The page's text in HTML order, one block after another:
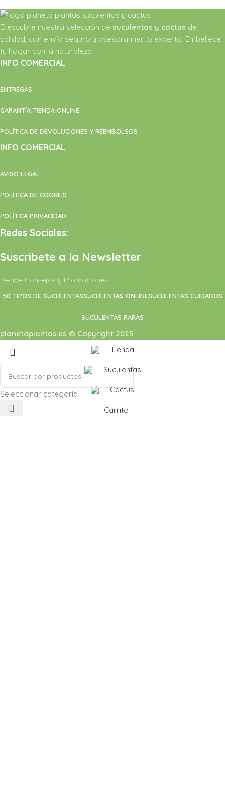
D.escubre nuestra selección de suculentas y cactus de
calidad, con envío seguro y asesoramiento experto. Embellece
tu hogar con la naturaleza
INFO COMERCIAL
ENTREGAS
GARANTÍA TIENDA ONLINE
POLÍTICA DE DEVOLUCIONES Y REEMBOLSOS
INFO COMERCIAL
AVISO LEGAL
POLÍTICA DE COOKIES
POLÍTICA PRIVACIDAD
Redes Sociales:
Suscribete a la Newsletter
Recibe Consejos y Promociones
50 TIPOS DE SUCULENTASSUCULENTAS ONLINESUCULENTAS CUIDADOS
SUCULENTAS RARAS
planetaplantas.es © Copyright 2025
Seleccionar categoría
Tienda
Suculentas
Cactus
Carrito